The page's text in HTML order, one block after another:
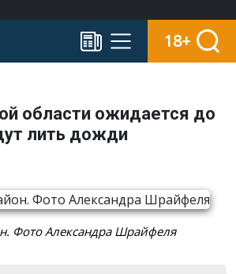
18+
области ожидается до
лить дожди
Фото Александра Шрайфеля